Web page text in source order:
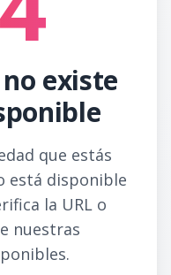
existe
que estás
está disponible
la URL o
nuestras